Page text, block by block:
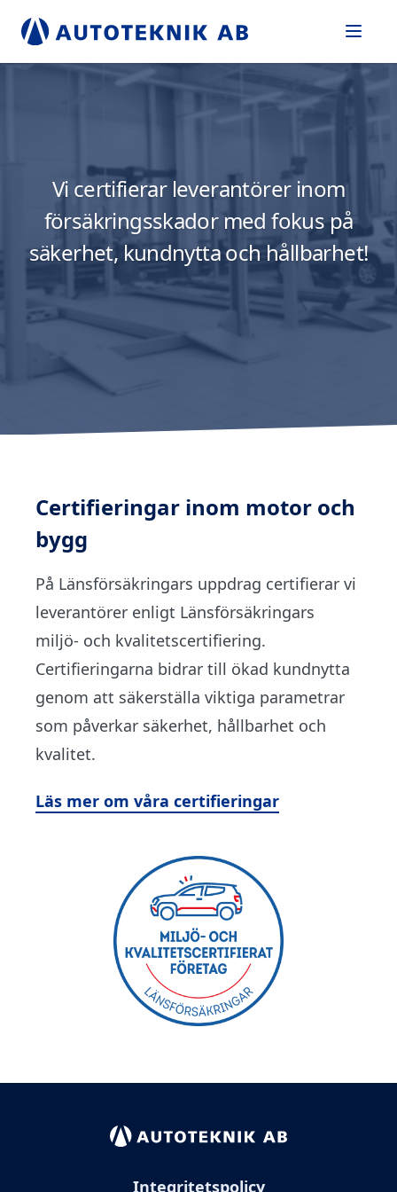
Vi certifierar leverantörer inom
försäkringsskador med fokus på
säkerhet, kundnytta och hållbarhet!
Certifieringar inom motor och
bygg
På Länsförsäkringars uppdrag certifierar vi
leverantörer enligt Länsförsäkringars
miljö- och kvalitetscertifiering.
Certifieringarna bidrar till ökad kundnytta
genom att säkerställa viktiga parametrar
som påverkar säkerhet, hållbarhet och
kvalitet.
Läs mer om våra certifieringar
Integritetspolicy